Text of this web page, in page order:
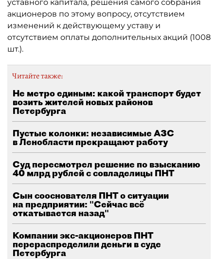
уставного капитала, решения самого собрания
акционеров по этому вопросу, отсутствием
изменений к действующему уставу и
отсутствием оплаты дополнительных акций (1008
шт.).
Читайте также:
Не метро единым: какой транспорт будет
возить жителей новых районов
Петербурга
Пустые колонки: независимые АЗС
в Ленобласти прекращают работу
Суд пересмотрел решение по взысканию
40 млрд рублей с совладелицы ПНТ
Сын сооснователя ПНТ о ситуации
на предприятии: "Сейчас всё
откатывается назад"
Компании экс-акционеров ПНТ
перераспределили деньги в суде
Петербурга